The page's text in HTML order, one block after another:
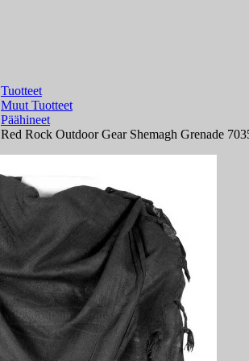
Tuotteet
Muut Tuotteet
Päähineet
Red Rock Outdoor Gear Shemagh Grenade